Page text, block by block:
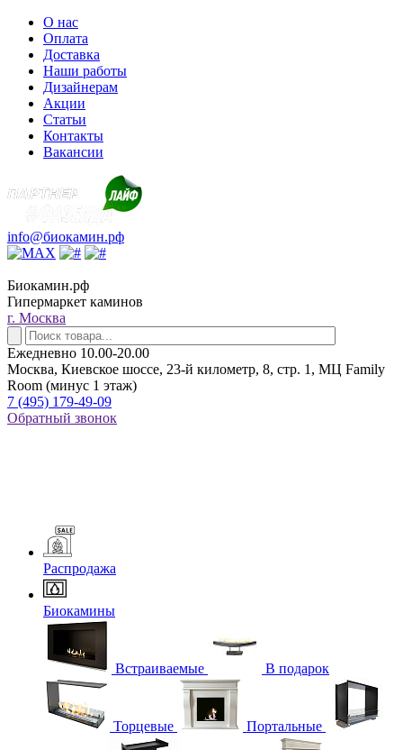
О нас
Оплата
Доставка
Наши работы
Дизайнерам
Акции
Статьи
Контакты
Вакансии
info@биокамин.рф
Биокамин.рф
Гипермаркет каминов
г. Москва
Ежедневно 10.00-20.00
Москва, Киевское шоссе, 23-й километр, 8, стр. 1, МЦ Family
Room (минус 1 этаж)
7 (495) 179-49-09
Обратный звонок
Распродажа
Биокамины
Встраиваемые В подарок
Торцевые Портальные